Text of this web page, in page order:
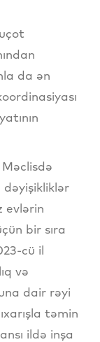
da ən
dəyişikliklər
evlərin
bir sıra
cü il
və
dair rəyi
təmin
ildə inşa